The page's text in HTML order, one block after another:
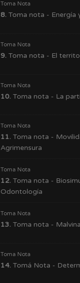
Toma Nota
8. Toma nota - Energía
Toma Nota
9. Toma nota - El
Toma Nota
10. Toma nota - La
Toma Nota
11. Toma nota -
Agrimensura
Toma Nota
12. Toma nota -
Odontología
Toma Nota
13. Toma nota -
Toma Nota
14. Tomá Nota -